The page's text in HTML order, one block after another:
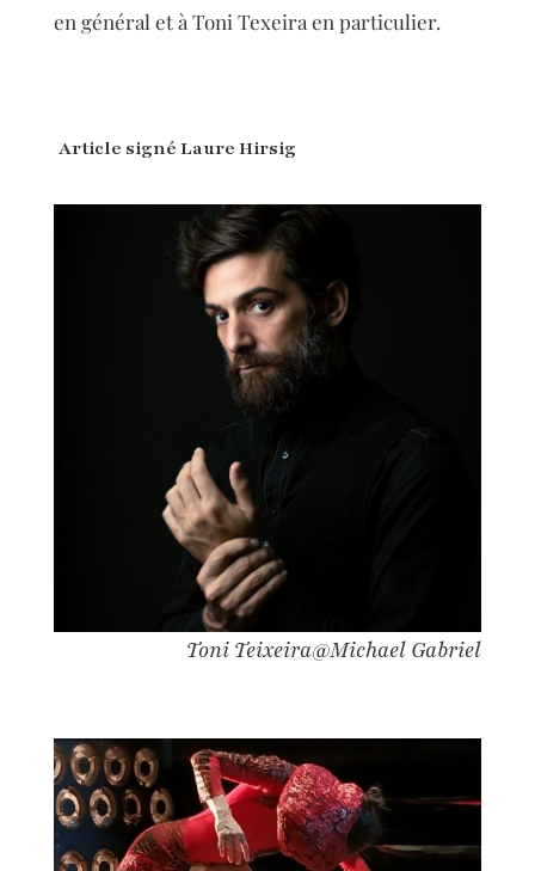
en général et à Toni Texeira en particulier.
Article signé Laure Hirsig
Toni Teixeira@Michael Gabriel